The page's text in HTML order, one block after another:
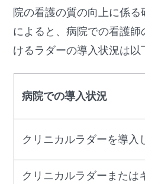
院の看護の質の向上に係る
によると、病院での看護
けるラダーの導入状況は以
病院での導入状況
クリニカルラダーを導入
クリニカルラダーまたは